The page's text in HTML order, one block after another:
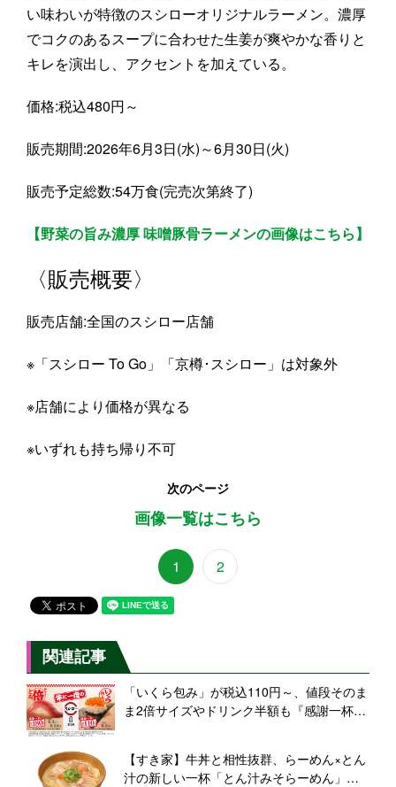
い味わいが特徴のスシローオリジナルラーメン。濃厚
でコクのあるスープに合わせた生姜が爽やかな香りと
キレを演出し、アクセントを加えている。
価格:税込480円～
販売期間:2026年6月3日(水)～6月30日(火)
販売予定総数:54万食(完売次第終了)
【野菜の旨み濃厚 味噌豚骨ラーメンの画像はこちら】
〈販売概要〉
販売店舗:全国のスシロー店舗
※「スシロー To Go」「京樽･スシロー」は対象外
※店舗により価格が異なる
※いずれも持ち帰り不可
次のページ
画像一覧はこちら
1 2
関連記事
「いくら包み」が税込110円～、値段そのま
ま2倍サイズやドリンク半額も『感謝一杯。
【すき家】牛丼と相性抜群、らーめん×とん
汁の新しい一杯「とん汁みそらーめん」新